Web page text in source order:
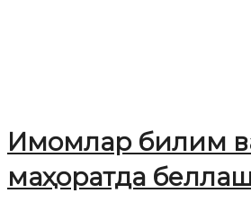
Имомлар билим
маҳоратда